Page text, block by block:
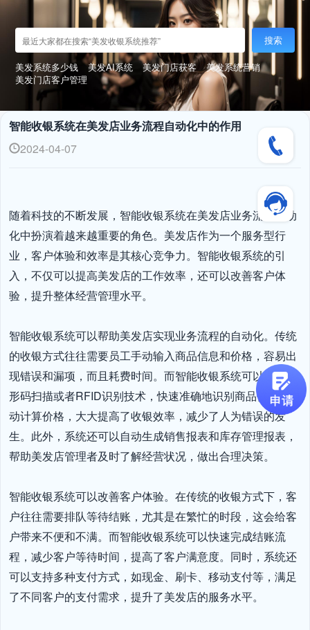
搜索
美发系统多少钱 美发AI系统 美发门店获客
美发系统营销
美发门店客户管理
智能收银系统在美发店业务流程自动化中的作用
2024-04-07
随着科技的不断发展，智能收银系统在美发店业务流程自动
化中扮演着越来越重要的角色。美发店作为一个服务型行
业，客户体验和效率是其核心竞争力。智能收银系统的引
入，不仅可以提高美发店的工作效率，还可以改善客户体
验，提升整体经营管理水平。
智能收银系统可以帮助美发店实现业务流程的自动化。传统
的收银方式往往需要员工手动输入商品信息和价格，容易出
现错误和漏项，而且耗费时间。而智能收银系统可以通过条
形码扫描或者RFID识别技术，快速准确地识别商品信息，自
动计算价格，大大提高了收银效率，减少了人为错误的发
生。此外，系统还可以自动生成销售报表和库存管理报表，
帮助美发店管理者及时了解经营状况，做出合理决策。
智能收银系统可以改善客户体验。在传统的收银方式下，客
户往往需要排队等待结账，尤其是在繁忙的时段，这会给客
户带来不便和不满。而智能收银系统可以快速完成结账流
程，减少客户等待时间，提高了客户满意度。同时，系统还
可以支持多种支付方式，如现金、刷卡、移动支付等，满足
了不同客户的支付需求，提升了美发店的服务水平。